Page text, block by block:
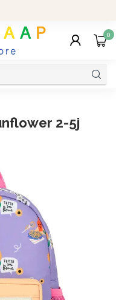
0
2-5j